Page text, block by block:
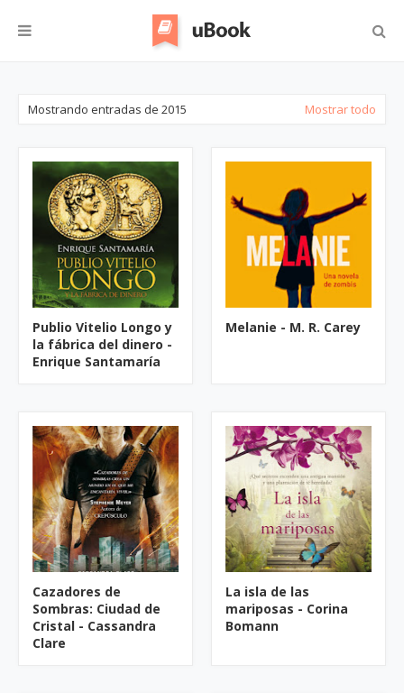
Mostrando entradas de 2015 Mostrar todo
Publio Vitelio Longo y
la fábrica del dinero -
Enrique Santamaría
Melanie - M. R. Carey
Cazadores de
Sombras: Ciudad de
Cristal - Cassandra
Clare
La isla de las
mariposas - Corina
Bomann